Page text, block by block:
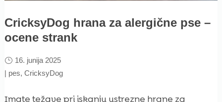
CricksyDog hrana za alergične pse –
ocene strank
16. junija 2025
| pes, CricksyDog
Imate težave pri iskanju ustrezne hrane za